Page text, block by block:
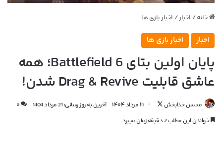
خانه / اخبار / اخبار بازی ها
اخبار اخبار بازی ها
پایان اولین بتای Battlefield 6؛ همه
عاشق قابلیت Drag & Revive شدن!
محسن خدابخش
دنبال
کردن
۲۱ مرداد ۱۴۰۴ آخرین به روز رسانی: 21 مرداد 1404
۰
خواندن این مطلب 2 دقیقه زمان میبرد